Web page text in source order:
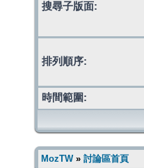
搜尋子版面:
排列順序:
時間範圍:
MozTW» 討論區首頁